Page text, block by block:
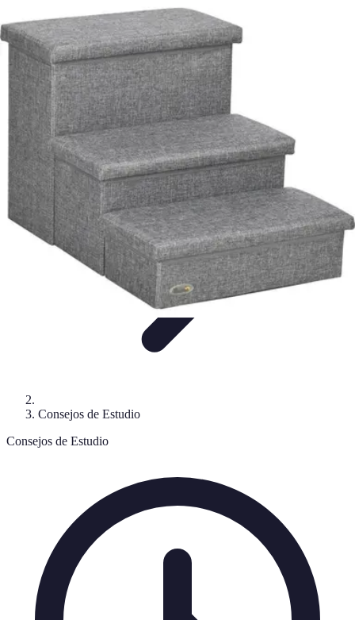
Formación a Distancia
Tutoriales
Aprendizaje Efectivo ComparativasPlataformas
Soluciones
Formación a Distancia
Consejos de Estudio
Consejos de Estudio